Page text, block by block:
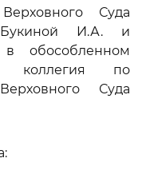
Суда
Букиной И.А. и
обособленном
коллегия по
Суда